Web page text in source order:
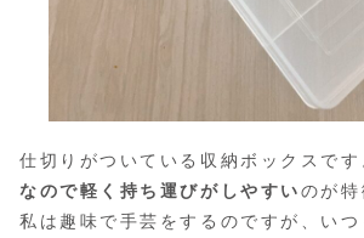
仕切りがついている収納ボックスです
なので軽く持ち運びがしやすいのが特
私は趣味で手芸をするのですが、いつ